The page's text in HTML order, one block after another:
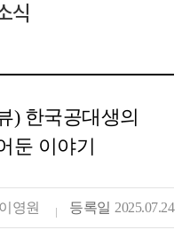
식
) 한국공대생의
둔 이야기
이영원 등록일 2025.07.24